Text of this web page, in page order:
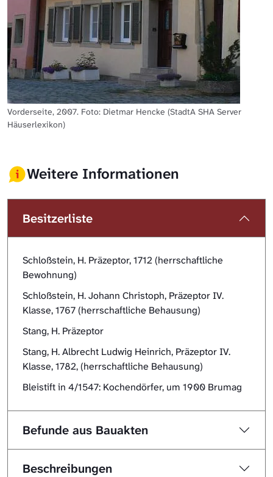
Vorderseite, 2007. Foto: Dietmar Hencke (StadtA SHA Server
Häuserlexikon)
Weitere Informationen
Besitzerliste
Schloßstein, H. Präzeptor, 1712 (herrschaftliche
Bewohnung)
Schloßstein, H. Johann Christoph, Präzeptor IV.
Klasse, 1767 (herrschaftliche Behausung)
Stang, H. Präzeptor
Stang, H. Albrecht Ludwig Heinrich, Präzeptor IV.
Klasse, 1782, (herrschaftliche Behausung)
Bleistift in 4/1547: Kochendörfer, um 1900 Brumag
Befunde aus Bauakten
Beschreibungen